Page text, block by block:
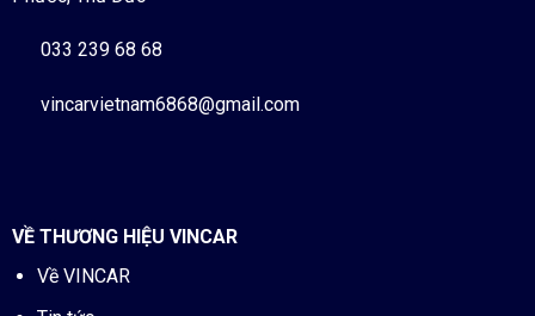
033 239 68 68
vincarvietnam6868@gmail.com
VỀ THƯƠNG HIỆU VINCAR
Về VINCAR